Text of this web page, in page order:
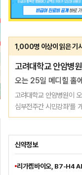
1,000명 이상이 읽은 기
고려대학교 안암병
오는 25일 메디힐 홀
고려대학교 안암병원이
심부전주간 시민강좌'를
시민들에게 심부전 질환
신약정보